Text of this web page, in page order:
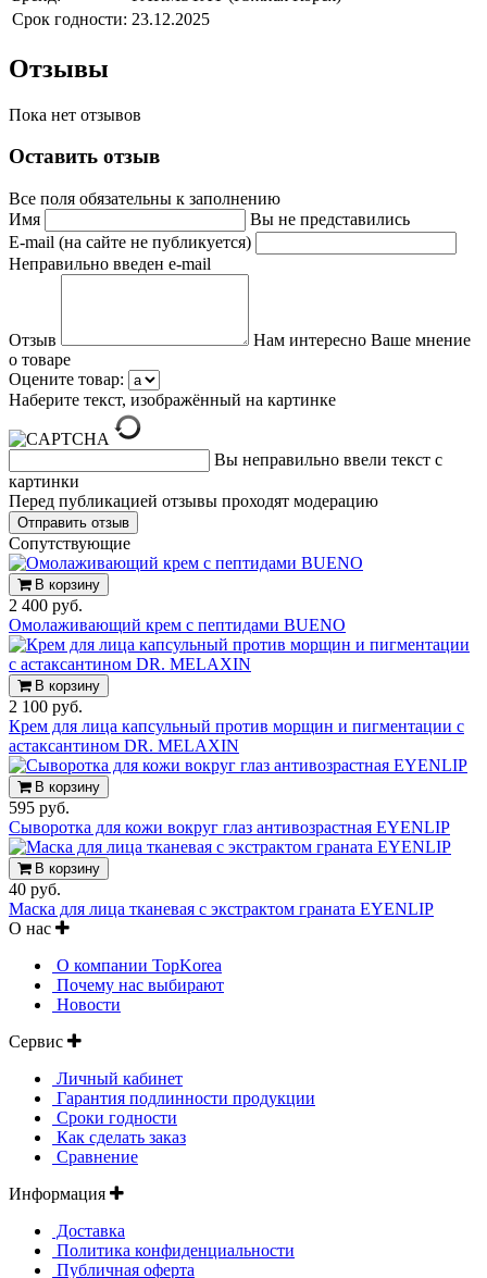
Срок годности: 23.12.2025
Отзывы
Пока нет отзывов
Оставить отзыв
Все поля обязательны к заполнению
Имя
Вы не представились
E-mail (на сайте не публикуется)
Неправильно введен e-mail
Отзыв
Нам интересно Ваше мнение
о товаре
Оцените товар:
Наберите текст, изображённый на картинке
Вы неправильно ввели текст с
картинки
Перед публикацией отзывы проходят модерацию
Cопутствующие
В корзину
2 400 руб.
Омолаживающий крем с пептидами BUENO
В корзину
2 100 руб.
Крем для лица капсульный против морщин и пигментации с
астаксантином DR. MELAXIN
В корзину
595 руб.
Сыворотка для кожи вокруг глаз антивозрастная EYENLIP
В корзину
40 руб.
Маска для лица тканевая с экстрактом граната EYENLIP
О нас
О компании TopKorea
Почему нас выбирают
Новости
Сервис
Личный кабинет
Гарантия подлинности продукции
Сроки годности
Как сделать заказ
Сравнение
Информация
Доставка
Политика конфиденциальности
Публичная оферта